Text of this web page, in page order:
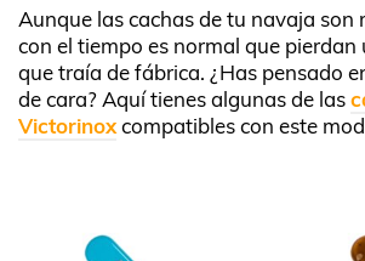
Aunque las cachas de tu navaja son
con el tiempo es normal que pierdan
que traía de fábrica. ¿Has pensado
de cara? Aquí tienes algunas de las
Victorinoxcompatibles con este